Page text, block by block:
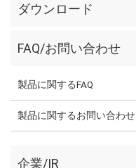
ダウンロード
FAQ/お問い合わせ
製品に関するFAQ
製品に関するお問い合わせ
企業/IR